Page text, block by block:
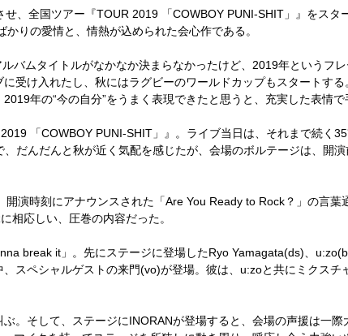
、全国ツアー『TOUR 2019 「COWBOY PUNI-SHIT」』をスタ
りの愛情と、情熱が込められた会心作である。
バムタイトルがなかなか決まらなかったけど、2019年というフ
受け入れたし、秋にはラグビーのワールドカップもスタートす
年の“今の自分”をうまく表現できたと思うと、充実した表情で
「COWBOY PUNI-SHIT」』。ライブ当日は、それまで続く
だんだんと秋が近く気配を感じたが、会場のボルテージは、開
演時刻にアナウンスされた「Are You Ready to Rock？」の言葉
相応しい、圧巻の内容だった。
break it」。先にステージに登場したRyo Yamagata(ds)、
スペシャルゲストの来門(vo)が登場。彼は、u:zoと共にミクスチ
。そして、ステージにINORANが登場すると、会場の声援は一際